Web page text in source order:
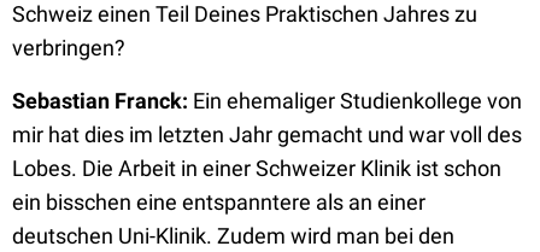
Schweiz einen Teil Deines Praktischen Jahres zu
verbringen?
Sebastian Franck: Ein ehemaliger Studienkollege von
mir hat dies im letzten Jahr gemacht und war voll des
Lobes. Die Arbeit in einer Schweizer Klinik ist schon
ein bisschen eine entspanntere als an einer
deutschen Uni-Klinik. Zudem wird man bei den